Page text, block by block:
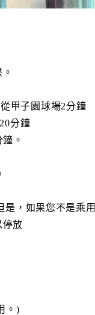
甲子園球場2分鐘
分鐘
。
，如果您不是乘
停放
。)